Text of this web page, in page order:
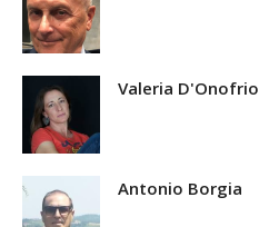
Valeria D'Onofrio
Antonio Borgia